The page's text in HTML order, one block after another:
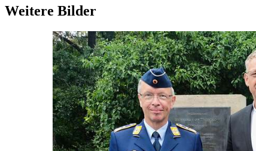
Weitere Bilder